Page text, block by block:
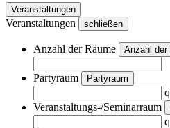
Veranstaltungen
Veranstaltungen schließen
Anzahl der Räume Anzahl der
Partyraum Partyraum
Veranstaltungs-/Seminarraum